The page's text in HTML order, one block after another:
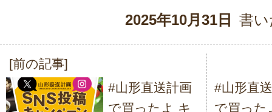
2025年10月31日 書
投
稿
[前の記事]
#山形直送計画
で買ったよ キ
#山形直
で買った